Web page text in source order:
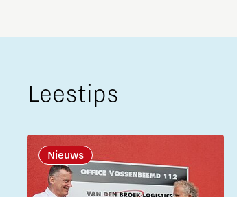
Leestips
Nieuws